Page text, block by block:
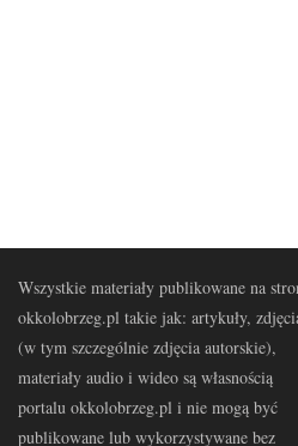
Wszystkie materiały publikowane na
okkolobrzeg.pl takie jak: artykuły,
(w tym szczególnie zdjęcia autorskie),
materiały audio i wideo są własnością
portalu okkolobrzeg.pl i nie mogą być
publikowane lub wykorzystywane bez